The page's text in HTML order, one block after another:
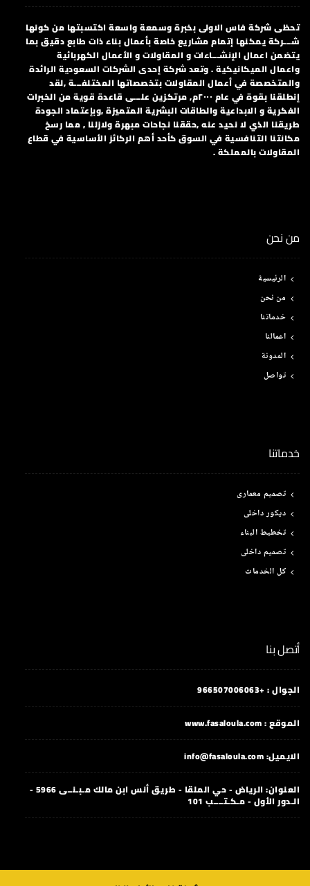
تحظى شركة فاس الاولى بخبرة وسمعة واسعة اكتسبتها من كونها
شـــركة يمكنها إتمام مشاريع خاصة بأعمال بناء ذات طابع دقيق بما
يتضمن اعمال الإنشـــاءات و المقاولات و الأعمال الكهربائية
واعمال الميكانيكية . وتعد شركة إحدى الشركات السعودية الرائدة
والمتخصصة في أعمال المقاولات بتخصصاتها المختلفـــة ,لقد
إنطلقنا بقوة في عام ٢٠٠٠م, مرتكزين علـــى قاعدة قوية من الخبرات
الفكرية و الابداعية والطاقات البشرية المتميزة ,وبإعتماد الجودة
طريقنا الذي لا نحيد عنه ,حققنا نجاحات مبهرة ولازلنا , مما رسخ
مكانتنا التنافسية في السوق كأحد أهم الركائز الأساسية في قطاع
المقاولات بالمملكة .
من نحن
الرئيسية
من نحن
خدماتنا
اعمالنا
المدونة
تواصل
خدماتنا
تصميم معمارى
ديكور داخلى
تخطيط البناء
تصميم داخلى
كل الخدمات
أتصل بنا
الجوال : +966507006063
الموقع : www.fasaloula.com
الايميل: info@fasaloula.com
العنوان: الرياض - حي الملقا - طريق أنس ابن مالك مـبـنــى 5966 -
الـدور الأول - مـكـتــــب 101